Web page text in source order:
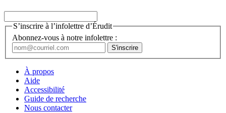
S’inscrire à l’infolettre d’Érudit
Abonnez-vous à notre infolettre :
À propos
Aide
Accessibilité
Guide de recherche
Nous contacter